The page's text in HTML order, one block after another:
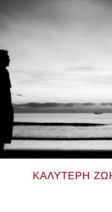
ΚΑΛΎΤΕΡΗ